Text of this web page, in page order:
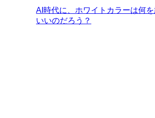
AI時代に、ホワイトカラーは何
いいのだろう？